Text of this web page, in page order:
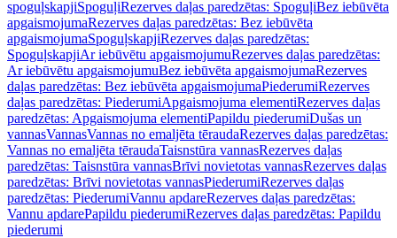
spoguļskapjiSpoguļiRezerves daļas paredzētas: SpoguļiBez iebūvēta
apgaismojumaRezerves daļas paredzētas: Bez iebūvēta
apgaismojumaSpoguļskapjiRezerves daļas paredzētas:
SpoguļskapjiAr iebūvētu apgaismojumuRezerves daļas paredzētas:
Ar iebūvētu apgaismojumuBez iebūvēta apgaismojumaRezerves
daļas paredzētas: Bez iebūvēta apgaismojumaPiederumiRezerves
daļas paredzētas: PiederumiApgaismojuma elementiRezerves daļas
paredzētas: Apgaismojuma elementiPapildu piederumiDušas un
vannasVannasVannas no emaljēta tēraudaRezerves daļas paredzētas:
Vannas no emaljēta tēraudaTaisnstūra vannasRezerves daļas
paredzētas: Taisnstūra vannasBrīvi novietotas vannasRezerves daļas
paredzētas: Brīvi novietotas vannasPiederumiRezerves daļas
paredzētas: PiederumiVannu apdareRezerves daļas paredzētas:
Vannu apdarePapildu piederumiRezerves daļas paredzētas: Papildu
piederumi